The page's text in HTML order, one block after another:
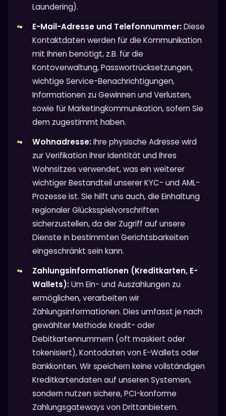
Laundering).
E-Mail-Adresse und Telefonnummer:Diese
Kontaktdaten werden für die Kommunikation
mit Ihnen benötigt, z.B. für die
Kontoverwaltung, Passwortrücksetzungen,
wichtige Service-Benachrichtigungen,
Informationen zu Gewinnen und Verlusten,
sowie für Marketingkommunikation, sofern Sie
dem zugestimmt haben.
Wohnadresse:Ihre physische Adresse wird
zur Verifikation Ihrer Identität und Ihres
Wohnsitzes verwendet, was ein weiterer
wichtiger Bestandteil unserer KYC- und AML-
Prozesse ist. Sie hilft uns auch, die Einhaltung
regionaler Glücksspielvorschriften
sicherzustellen, da der Zugriff auf unsere
Dienste in bestimmten Gerichtsbarkeiten
eingeschränkt sein kann.
Zahlungsinformationen (Kreditkarten, E-
Wallets):Um Ein- und Auszahlungen zu
ermöglichen, verarbeiten wir
Zahlungsinformationen. Dies umfasst je nach
gewählter Methode Kredit- oder
Debitkartennummern (oft maskiert oder
tokenisiert), Kontodaten von E-Wallets oder
Bankkonten. Wir speichern keine vollständigen
Kreditkartendaten auf unseren Systemen,
sondern nutzen sichere, PCI-konforme
Zahlungsgateways von Drittanbietern.